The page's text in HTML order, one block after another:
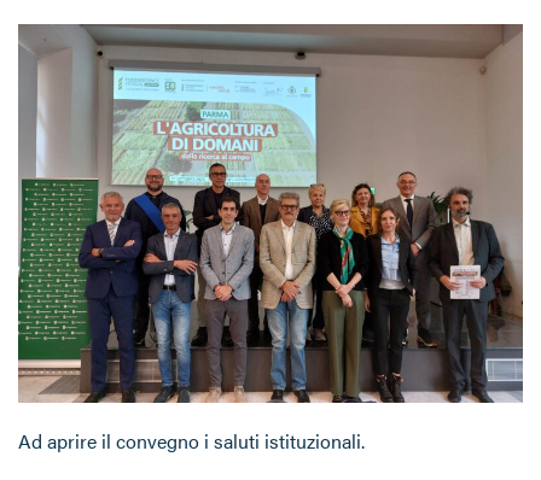
Ad aprire il convegno i saluti istituzionali.